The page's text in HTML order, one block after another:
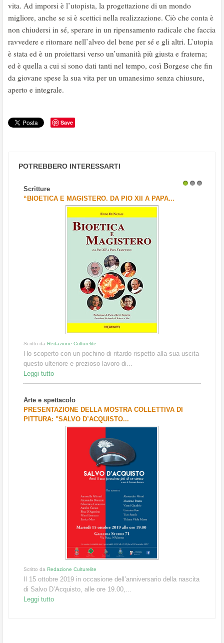
vita. Ad imporsi è l’utopista, la progettazione di un mondo
migliore, anche se si è scettici nella realizzazione. Ciò che conta è
non chiudersi in sé, sperare in un ripensamento radicale che faccia
ravvedere e ritornare nell’alveo del bene per sé e gli altri. L’utopia
è stata ed è un proiettarsi verso un’umanità più giusta e fraterna;
ed è quella a cui si sono dati tanti nel tempo, così Borgese che fin
da giovane spese la sua vita per un umanesimo senza chiusure,
aperto e integrale.
Save
POTREBBERO INTERESSARTI
Scritture
“BIOETICA E MAGISTERO. DA PIO XII A PAPA...
Scritto da Redazione Culturelite
Ho scoperto con un pochino di ritardo rispetto alla sua uscita
questo ulteriore e prezioso lavoro di...
Leggi tutto
Arte e spettacolo
PRESENTAZIONE DELLA MOSTRA COLLETTIVA DI
PITTURA: "SALVO D’ACQUISTO...
Scritto da Redazione Culturelite
Il 15 ottobre 2019 in occasione dell’anniversario della nascita
di Salvo D’Acquisto, alle ore 19.00,...
Leggi tutto